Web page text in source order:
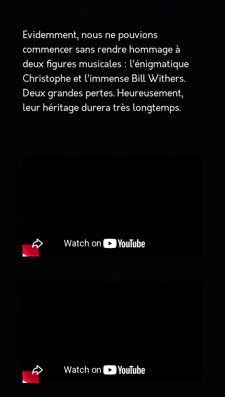
Evidemment, nous ne pouvions
commencer sans rendre hommage à
deux figures musicales : l’énigmatique
Christophe et l’immense Bill Withers.
Deux grandes pertes. Heureusement,
leur héritage durera très longtemps.